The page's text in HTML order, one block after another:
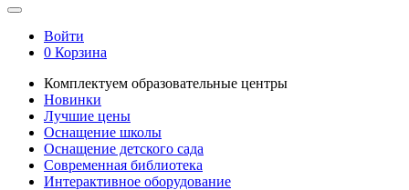
Войти
0 Корзина
Комплектуем образовательные центры
Новинки
Лучшие цены
Оснащение школы
Оснащение детского сада
Современная библиотека
Интерактивное оборудование